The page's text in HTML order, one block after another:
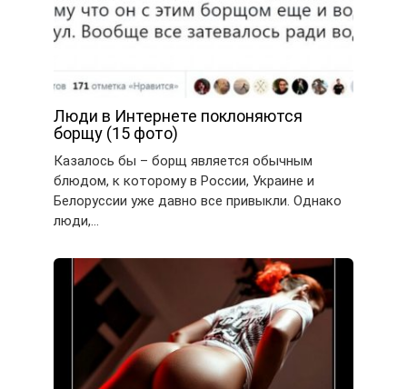
Люди в Интернете поклоняются
борщу (15 фото)
Казалось бы – борщ является обычным
блюдом, к которому в России, Украине и
Белоруссии уже давно все привыкли. Однако
люди,…